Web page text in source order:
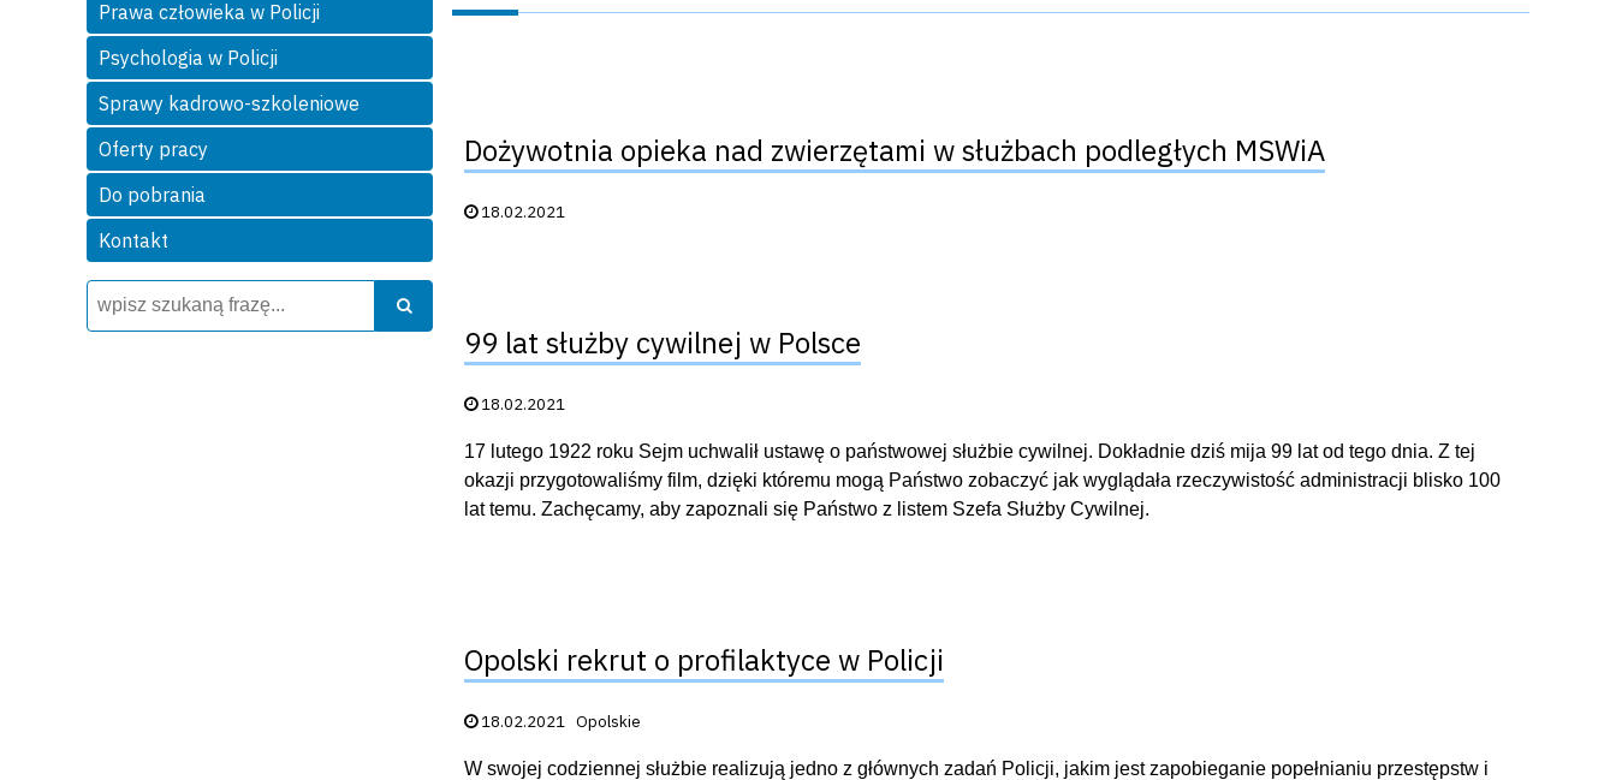
Prawa człowieka w Policji
Psychologia w Policji
Sprawy kadrowo-szkoleniowe
Oferty pracy
Do pobrania
Kontakt
Wyszukiwarka
Szukaj
Dożywotnia opieka nad zwierzętami w służbach podległych MSWiA
Data publikacji:
18.02.2021
99 lat służby cywilnej w Polsce
Data publikacji:
18.02.2021
17 lutego 1922 roku Sejm uchwalił ustawę o państwowej służbie cywilnej. Dokładnie dziś mija 99 lat od tego dnia. Z tej
okazji przygotowaliśmy film, dzięki któremu mogą Państwo zobaczyć jak wyglądała rzeczywistość administracji blisko 100
lat temu. Zachęcamy, aby zapoznali się Państwo z listem Szefa Służby Cywilnej.
Opolski rekrut o profilaktyce w Policji
Data publikacji:
18.02.2021Opolskie
W swojej codziennej służbie realizują jedno z głównych zadań Policji, jakim jest zapobieganie popełnianiu przestępstw i